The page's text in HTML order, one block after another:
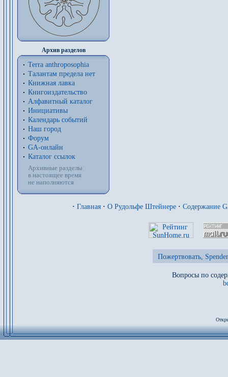
Архив разделов
Terra anthroposophia
Талантам предела нет
Книжная лавка
Книгоиздательство
Алфавитный каталог
Инициативы
Календарь событий
Наш город
Форум
GA-онлайн
Каталог ссылок
Архивные разделы
в настоящее время
не наполняются
· Главная · О Рудольфе Штейнере · Содержание
Пожертвовать,
Вопросы по